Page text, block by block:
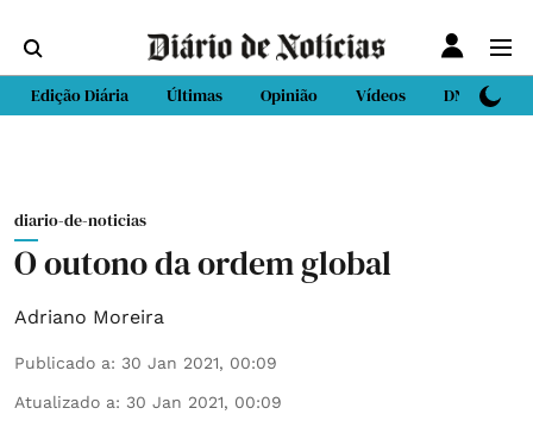
Edição Diária Últimas Opinião Vídeos DN Sport
diario-de-noticias
O outono da ordem global
Adriano Moreira
Publicado a: 30 Jan 2021, 00:09
Atualizado a: 30 Jan 2021, 00:09